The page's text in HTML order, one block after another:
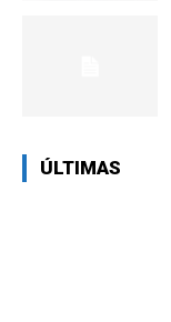
ÚLTIMAS